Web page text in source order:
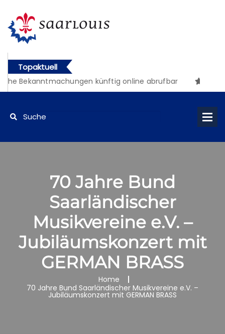
Topaktuell
Bekanntmachungen künftig online abrufbar
70 Jahre Bund
Saarländischer
Musikvereine e.V. –
Jubiläumskonzert mit
GERMAN BRASS
Home
70 Jahre Bund Saarländischer Musikvereine e.V. –
Jubiläumskonzert mit GERMAN BRASS